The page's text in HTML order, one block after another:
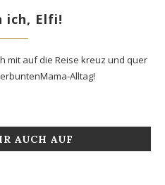
ich, Elfi!
mit auf die Reise kreuz und quer
Alltag!
AUCH AUF